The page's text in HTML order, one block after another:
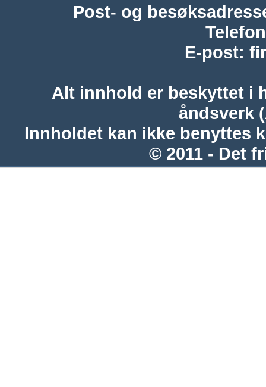
Post- og
Telefon
E-post:
Alt innhold er beskyttet i
åndsverk
Innholdet kan ikke benyttes
© 2011 - Det